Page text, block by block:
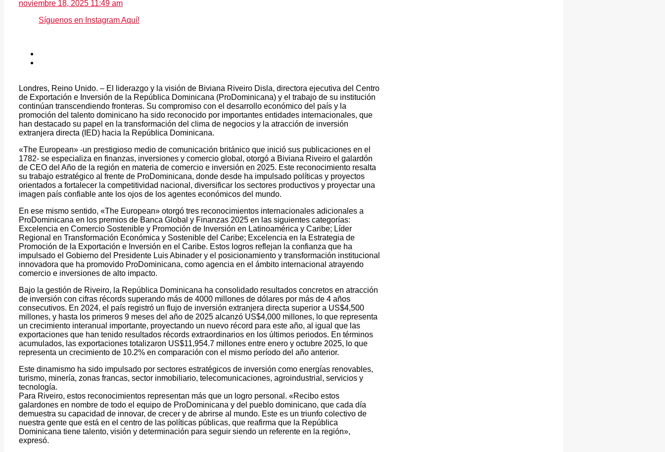
noviembre 18, 2025 11:49 am
Síguenos en Instagram Aquí!
Londres, Reino Unido. – El liderazgo y la visión de Biviana Riveiro Disla, directora ejecutiva del Centro
de Exportación e Inversión de la República Dominicana (ProDominicana) y el trabajo de su institución
continúan transcendiendo fronteras. Su compromiso con el desarrollo económico del país y la
promoción del talento dominicano ha sido reconocido por importantes entidades internacionales, que
han destacado su papel en la transformación del clima de negocios y la atracción de inversión
extranjera directa (IED) hacia la República Dominicana.
«The European» -un prestigioso medio de comunicación británico que inició sus publicaciones en el
1782- se especializa en finanzas, inversiones y comercio global, otorgó a Biviana Riveiro el galardón
de CEO del Año de la región en materia de comercio e inversión en 2025. Este reconocimiento resalta
su trabajo estratégico al frente de ProDominicana, donde desde ha impulsado políticas y proyectos
orientados a fortalecer la competitividad nacional, diversificar los sectores productivos y proyectar una
imagen país confiable ante los ojos de los agentes económicos del mundo.
En ese mismo sentido, «The European» otorgó tres reconocimientos internacionales adicionales a
ProDominicana en los premios de Banca Global y Finanzas 2025 en las siguientes categorías:
Excelencia en Comercio Sostenible y Promoción de Inversión en Latinoamérica y Caribe; Líder
Regional en Transformación Económica y Sostenible del Caribe; Excelencia en la Estrategia de
Promoción de la Exportación e Inversión en el Caribe. Estos logros reflejan la confianza que ha
impulsado el Gobierno del Presidente Luis Abinader y el posicionamiento y transformación institucional
innovadora que ha promovido ProDominicana, como agencia en el ámbito internacional atrayendo
comercio e inversiones de alto impacto.
Bajo la gestión de Riveiro, la República Dominicana ha consolidado resultados concretos en atracción
de inversión con cifras récords superando más de 4000 millones de dólares por más de 4 años
consecutivos. En 2024, el país registró un flujo de inversión extranjera directa superior a US$4,500
millones, y hasta los primeros 9 meses del año de 2025 alcanzó US$4,000 millones, lo que representa
un crecimiento interanual importante, proyectando un nuevo récord para este año, al igual que las
exportaciones que han tenido resultados récords extraordinarios en los últimos periodos. En términos
acumulados, las exportaciones totalizaron US$11,954.7 millones entre enero y octubre 2025, lo que
representa un crecimiento de 10.2% en comparación con el mismo período del año anterior.
Este dinamismo ha sido impulsado por sectores estratégicos de inversión como energías renovables,
turismo, minería, zonas francas, sector inmobiliario, telecomunicaciones, agroindustrial, servicios y
tecnología.
Para Riveiro, estos reconocimientos representan más que un logro personal. «Recibo estos
galardones en nombre de todo el equipo de ProDominicana y del pueblo dominicano, que cada día
demuestra su capacidad de innovar, de crecer y de abrirse al mundo. Este es un triunfo colectivo de
nuestra gente que está en el centro de las políticas públicas, que reafirma que la República
Dominicana tiene talento, visión y determinación para seguir siendo un referente en la región»,
expresó.